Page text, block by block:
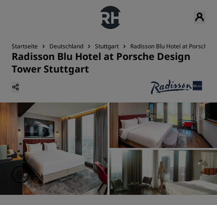
Startseite Deutschland Stuttgart Radisson Blu Hotel at Porsche
Radisson Blu Hotel at Porsche Design
Tower Stuttgart